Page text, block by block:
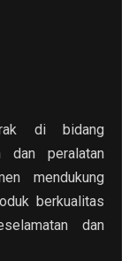
di bidang
dan peralatan
mendukung
berkualitas
dan